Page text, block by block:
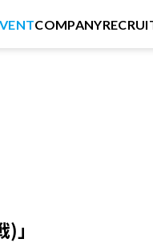
COMPANY
」